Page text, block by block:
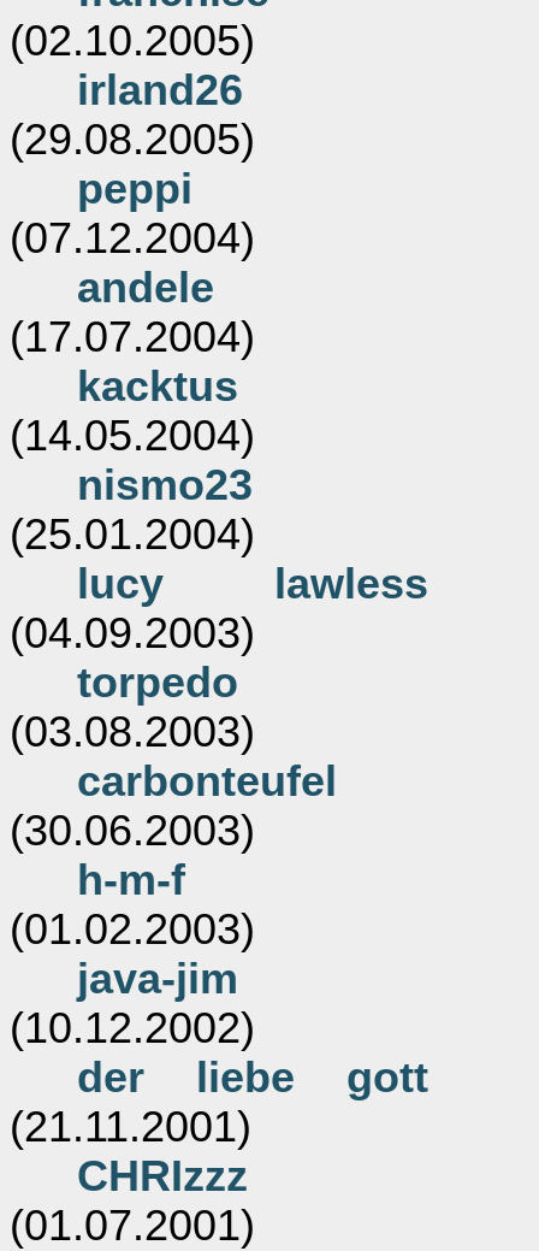
(02.10.2005)
irland26
(29.08.2005)
peppi
(07.12.2004)
andele
(17.07.2004)
kacktus
(14.05.2004)
nismo23
(25.01.2004)
lucy lawless
(04.09.2003)
torpedo
(03.08.2003)
carbonteufel
(30.06.2003)
h-m-f
(01.02.2003)
java-jim
(10.12.2002)
der liebe gott
(21.11.2001)
CHRIzzz
(01.07.2001)